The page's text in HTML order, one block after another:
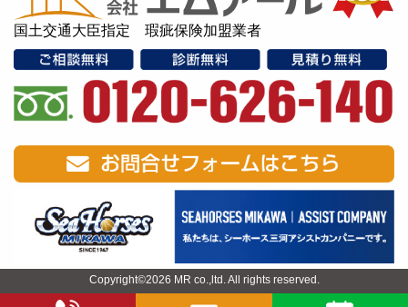
国土交通大臣指定 瑕疵保険加盟業者
Copyright©2026 MR co.,ltd. All rights reserved.